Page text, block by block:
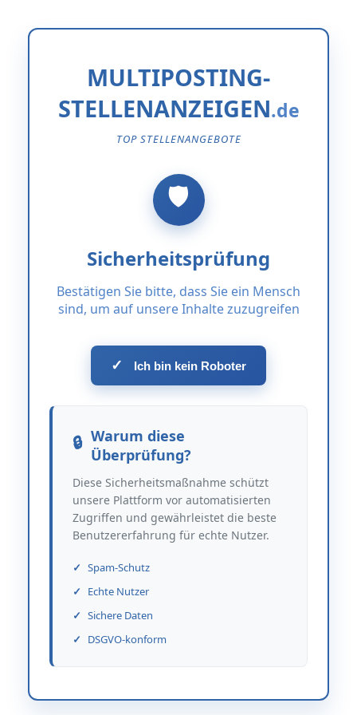
MULTIPOSTING-
STELLENANZEIGEN
TOP STELLENANGEBOTE
Sicherheitsprüfung
Bestätigen Sie bitte, dass Sie ein Mensch
sind, um auf unsere Inhalte zuzugreifen
✓ Ich bin kein Roboter
Warum diese
Überprüfung?
Diese Sicherheitsmaßnahme schützt
unsere Plattform vor automatisierten
Zugriffen und gewährleistet die beste
Benutzererfahrung für echte Nutzer.
Spam-Schutz
Echte Nutzer
Sichere Daten
DSGVO-konform